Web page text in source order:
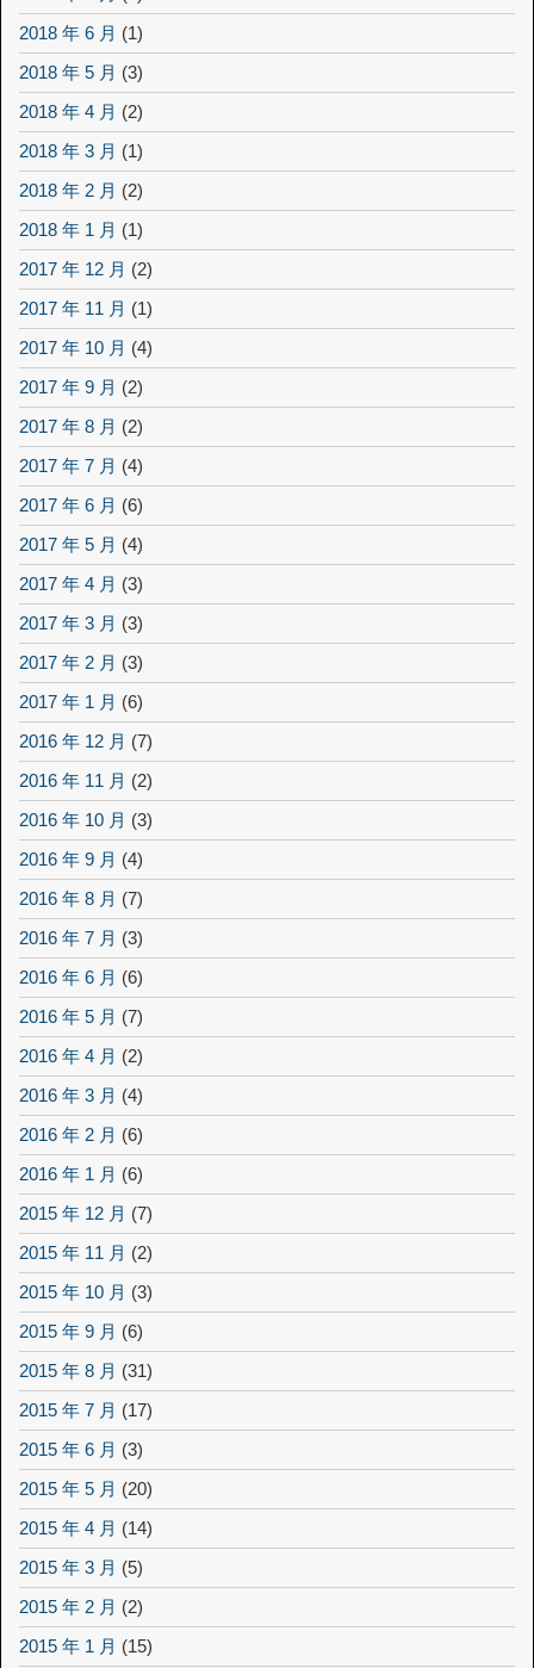
2018 年 6 月 (1)
2018 年 5 月 (3)
2018 年 4 月 (2)
2018 年 3 月 (1)
2018 年 2 月 (2)
2018 年 1 月 (1)
2017 年 12 月 (2)
2017 年 11 月 (1)
2017 年 10 月 (4)
2017 年 9 月 (2)
2017 年 8 月 (2)
2017 年 7 月 (4)
2017 年 6 月 (6)
2017 年 5 月 (4)
2017 年 4 月 (3)
2017 年 3 月 (3)
2017 年 2 月 (3)
2017 年 1 月 (6)
2016 年 12 月 (7)
2016 年 11 月 (2)
2016 年 10 月 (3)
2016 年 9 月 (4)
2016 年 8 月 (7)
2016 年 7 月 (3)
2016 年 6 月 (6)
2016 年 5 月 (7)
2016 年 4 月 (2)
2016 年 3 月 (4)
2016 年 2 月 (6)
2016 年 1 月 (6)
2015 年 12 月 (7)
2015 年 11 月 (2)
2015 年 10 月 (3)
2015 年 9 月 (6)
2015 年 8 月 (31)
2015 年 7 月 (17)
2015 年 6 月 (3)
2015 年 5 月 (20)
2015 年 4 月 (14)
2015 年 3 月 (5)
2015 年 2 月 (2)
2015 年 1 月 (15)